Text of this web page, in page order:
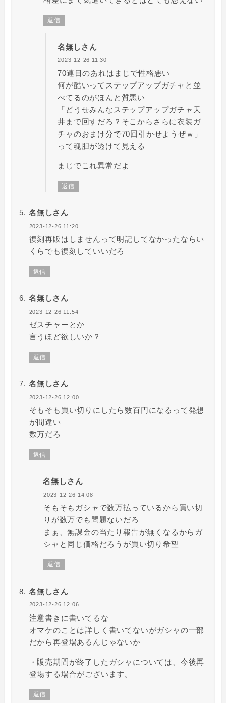
返信
名無しさん
2023-12-26 11:30
70連目のあれはまじで性格悪い
何が酷いってステップアップガチャと並
べてるのがほんと質悪い
「どうせみんなステップアップガチャ天
井まで回すだろ？そこからさらに衣装ガ
チャのおまけ分で70回引かせようぜｗ」
って魂胆が透けて見える
まじでこれ異常だよ
返信
名無しさん
2023-12-26 11:20
復刻再販はしませんって明記してなかったならい
くらでも復刻していいだろ
返信
名無しさん
2023-12-26 11:54
ゼスチャーとか
言うほど欲しいか？
返信
名無しさん
2023-12-26 12:00
そもそも買い切りにしたら数百円になるって発想
が間違い
数万だろ
返信
名無しさん
2023-12-26 14:08
そもそもガシャで数万払っているから買い切
りが数万でも問題ないだろ
まぁ、無課金の当たり報告が無くなるからガ
シャと同じ価格だろうが買い切り希望
返信
名無しさん
2023-12-26 12:06
注意書きに書いてるな
オマケのことは詳しく書いてないがガシャの一部
だから再登場あるんじゃないか
・販売期間が終了したガシャについては、今後再
登場する場合がございます。
返信